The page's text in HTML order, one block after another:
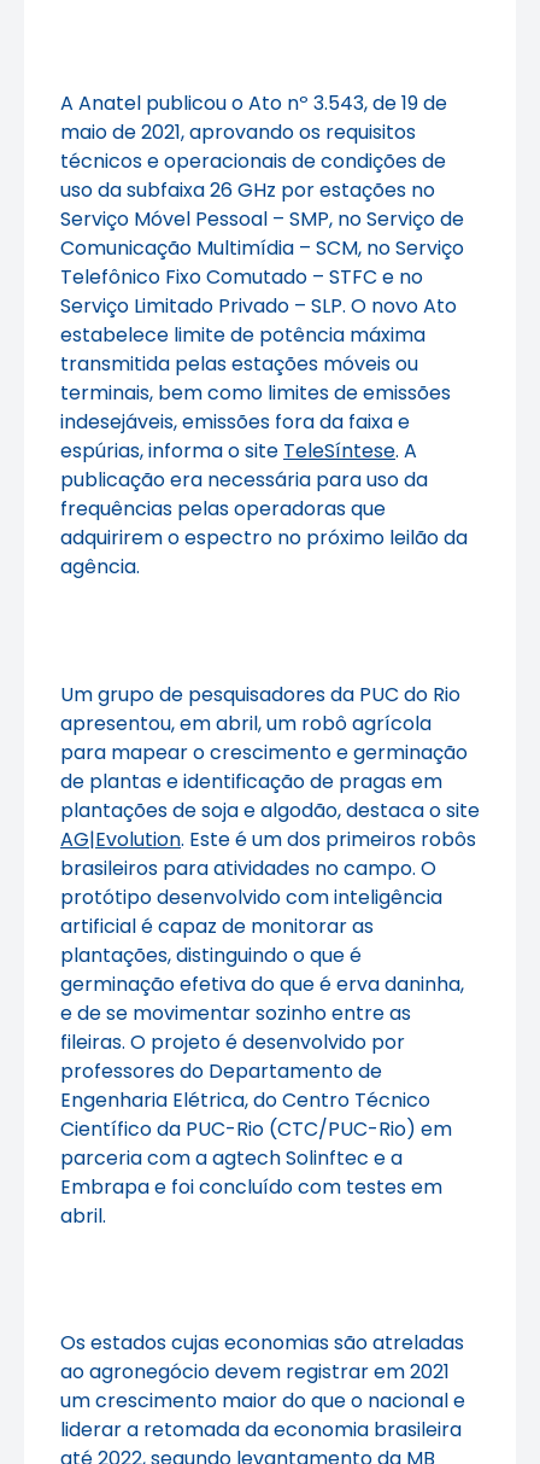
A Anatel publicou o Ato nº 3.543, de 19 de
maio de 2021, aprovando os requisitos
técnicos e operacionais de condições de
uso da subfaixa 26 GHz por estações no
Serviço Móvel Pessoal – SMP, no Serviço de
Comunicação Multimídia – SCM, no Serviço
Telefônico Fixo Comutado – STFC e no
Serviço Limitado Privado – SLP. O novo Ato
estabelece limite de potência máxima
transmitida pelas estações móveis ou
terminais, bem como limites de emissões
indesejáveis, emissões fora da faixa e
espúrias, informa o site TeleSíntese. A
publicação era necessária para uso da
frequências pelas operadoras que
adquirirem o espectro no próximo leilão da
agência.
Um grupo de pesquisadores da PUC do Rio
apresentou, em abril, um robô agrícola
para mapear o crescimento e germinação
de plantas e identificação de pragas em
plantações de soja e algodão, destaca o site
AG|Evolution. Este é um dos primeiros robôs
brasileiros para atividades no campo. O
protótipo desenvolvido com inteligência
artificial é capaz de monitorar as
plantações, distinguindo o que é
germinação efetiva do que é erva daninha,
e de se movimentar sozinho entre as
fileiras. O projeto é desenvolvido por
professores do Departamento de
Engenharia Elétrica, do Centro Técnico
Científico da PUC-Rio (CTC/PUC-Rio) em
parceria com a agtech Solinftec e a
Embrapa e foi concluído com testes em
abril.
Os estados cujas economias são atreladas
ao agronegócio devem registrar em 2021
um crescimento maior do que o nacional e
liderar a retomada da economia brasileira